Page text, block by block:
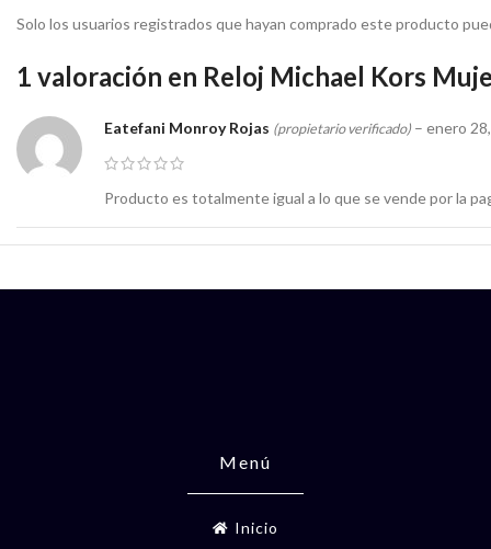
1 valoración en Reloj Michael Kors
Eatefani Monroy Rojas (propietario verificado) – enero
Producto es totalmente igual a lo que se vende por la
Solo los usuarios registrados que hayan comprado este producto
Menú
Inicio